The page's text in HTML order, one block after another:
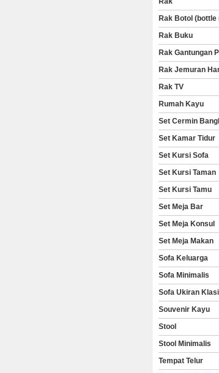
Rak Botol (bottle
Rak Buku
Rak Gantungan
Rak Jemuran
Rak TV
Rumah Kayu
Set Cermin
Set Kamar Tidur
Set Kursi Sofa
Set Kursi Taman
Set Kursi Tamu
Set Meja Bar
Set Meja Konsul
Set Meja Makan
Sofa Keluarga
Sofa Minimalis
Sofa Ukiran
Souvenir Kayu
Stool
Stool Minimalis
Tempat Telur